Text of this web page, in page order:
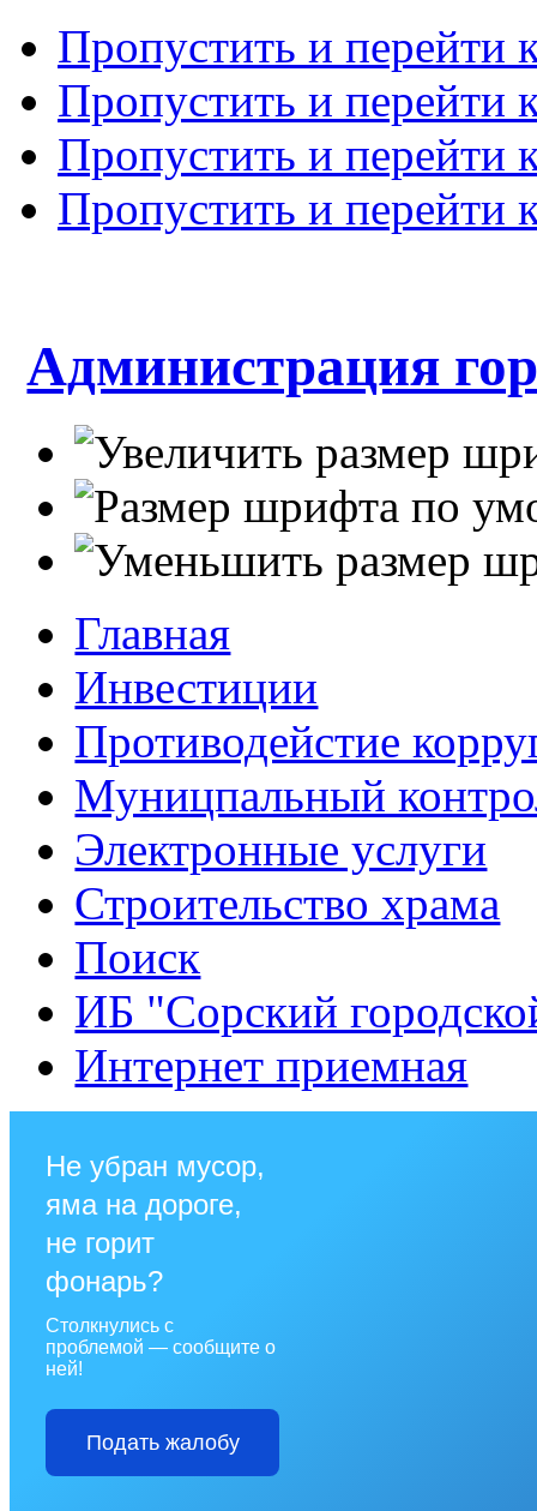
Пропустить и перейти
Пропустить и перейти
Пропустить и перейти
Пропустить и перейти
Администрация
Главная
Инвестиции
Противодейстие
Муницпальный
Электронные услуги
Строительство храма
Поиск
ИБ "Сорский
Интернет приемная
Не убран мусор,
яма на дороге,
не горит
фонарь?
Столкнулись с
проблемой — сообщите о
ней!
Подать жалобу